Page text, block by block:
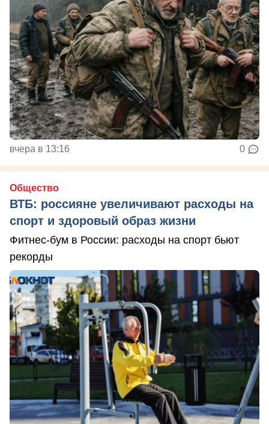
вчера в 13:16 0
Общество
ВТБ: россияне увеличивают расходы на
спорт и здоровый образ жизни
Фитнес-бум в России: расходы на спорт бьют
рекорды